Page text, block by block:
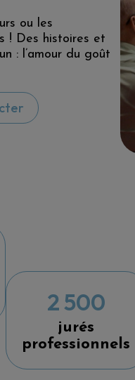
ou les
! Des histoires et
: l’amour du goût
2 500
jurés
professionnels